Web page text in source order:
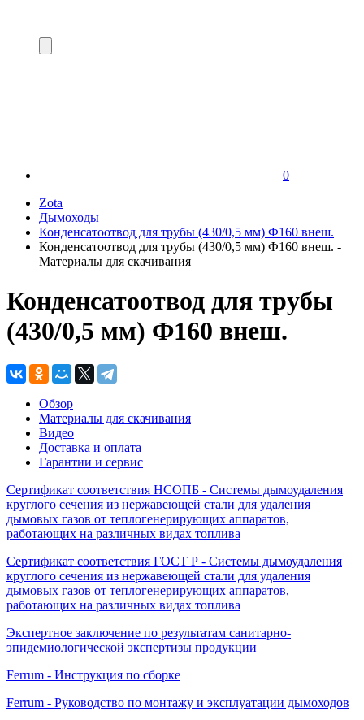
0
Zota
Дымоходы
Конденсатоотвод для трубы (430/0,5 мм) Ф160 внеш.
Конденсатоотвод для трубы (430/0,5 мм) Ф160 внеш. -
Материалы для скачивания
Конденсатоотвод для трубы
(430/0,5 мм) Ф160 внеш.
Обзор
Материалы для скачивания
Видео
Доставка и оплата
Гарантии и сервис
Сертификат соответствия НСОПБ - Системы дымоудаления
круглого сечения из нержавеющей стали для удаления
дымовых газов от теплогенерирующих аппаратов,
работающих на различных видах топлива
Сертификат соответствия ГОСТ Р - Системы дымоудаления
круглого сечения из нержавеющей стали для удаления
дымовых газов от теплогенерирующих аппаратов,
работающих на различных видах топлива
Экспертное заключение по результатам санитарно-
эпидемиологической экспертизы продукции
Ferrum - Инструкция по сборке
Ferrum - Руководство по монтажу и эксплуатации дымоходов